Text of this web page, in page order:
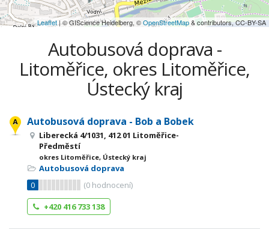
Leaflet| © GIScience Heidelberg, ©OpenStreetMap& contributors, CC-BY-SA
Autobusová doprava -
Litoměřice, okres Litoměřice,
Ústecký kraj
Autobusová doprava - Bob a Bobek
Liberecká 4/1031, 412 01 Litoměřice-
Předměstí
okres Litoměřice, Ústecký kraj
Autobusová doprava
0
(0 hodnocení)
+420 416 733 138